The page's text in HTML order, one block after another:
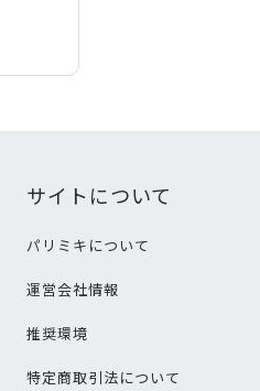
サイトについて
パリミキについて
運営会社情報
推奨環境
特定商取引法について